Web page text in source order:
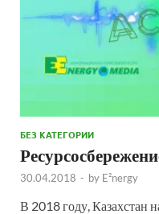
БЕЗ КАТЕГОРИИ
30.04.2018 - by E²nergy
В 2018 году, Казахстан